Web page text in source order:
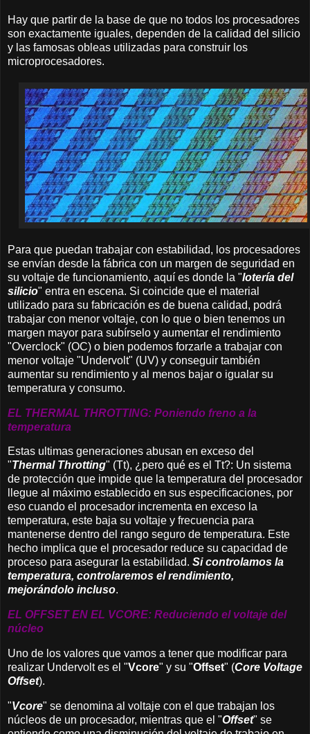
Hay que partir de la base de que no todos los procesadores
son exactamente iguales, dependen de la calidad del silicio
y las famosas obleas utilizadas para construir los
microprocesadores.
Para que puedan trabajar con estabilidad, los procesadores
se envían desde la fábrica con un margen de seguridad en
su voltaje de funcionamiento, aquí es donde la "lotería del
silicio" entra en escena. Si coincide que el material
utilizado para su fabricación es de buena calidad, podrá
trabajar con menor voltaje, con lo que o bien tenemos un
margen mayor para subírselo y aumentar el rendimiento
"Overclock" (OC) o bien podemos forzarle a trabajar con
menor voltaje "Undervolt" (UV) y conseguir también
aumentar su rendimiento y al menos bajar o igualar su
temperatura y consumo.
EL THERMAL THROTTING: Poniendo freno a la
temperatura
Estas ultimas generaciones abusan en exceso del
"Thermal Throtting" (Tt), ¿pero qué es el Tt?: Un sistema
de protección que impide que la temperatura del procesador
llegue al máximo establecido en sus especificaciones, por
eso cuando el procesador incrementa en exceso la
temperatura, este baja su voltaje y frecuencia para
mantenerse dentro del rango seguro de temperatura. Este
hecho implica que el procesador reduce su capacidad de
proceso para asegurar la estabilidad. Si controlamos la
temperatura, controlaremos el rendimiento,
mejorándolo incluso.
EL OFFSET EN EL VCORE: Reduciendo el voltaje del
núcleo
Uno de los valores que vamos a tener que modificar para
realizar Undervolt es el "Vcore" y su "Offset" (Core Voltage
Offset).
"Vcore" se denomina al voltaje con el que trabajan los
núcleos de un procesador, mientras que el "Offset" se